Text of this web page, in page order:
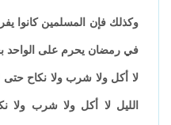
وكذلك فإن المسلمين كانوا
في رمضان يحرم على الواحد
لا أكل ولا شرب ولا نكاح حتى
الليل لا أكل ولا شرب ولا